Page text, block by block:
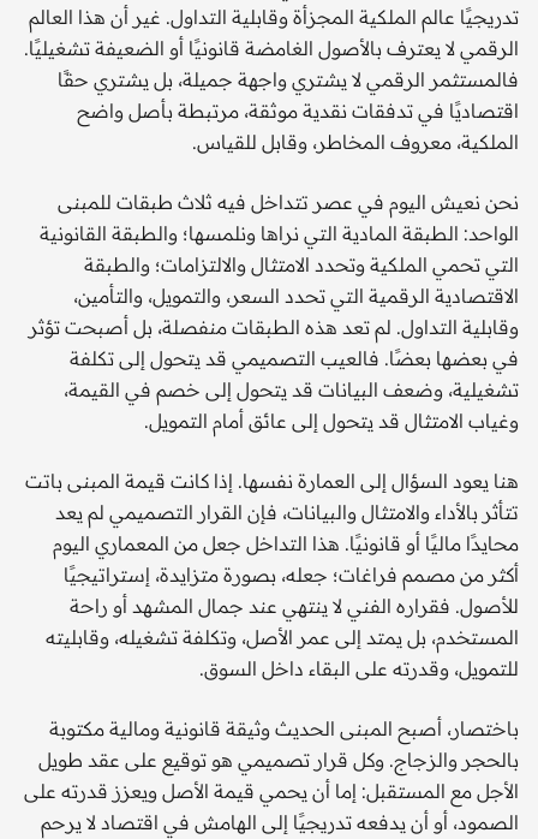
تدريجيًا عالم الملكية المجزأة وقابلية التداول. غير أن هذا العالم
الرقمي لا يعترف بالأصول الغامضة قانونيًا أو الضعيفة تشغيليًا.
فالمستثمر الرقمي لا يشتري واجهة جميلة، بل يشتري حقًا
اقتصاديًا في تدفقات نقدية موثقة، مرتبطة بأصل واضح
الملكية، معروف المخاطر، وقابل للقياس.
نحن نعيش اليوم في عصر تتداخل فيه ثلاث طبقات للمبنى
الواحد: الطبقة المادية التي نراها ونلمسها؛ والطبقة القانونية
التي تحمي الملكية وتحدد الامتثال والالتزامات؛ والطبقة
الاقتصادية الرقمية التي تحدد السعر، والتمويل، والتأمين،
وقابلية التداول. لم تعد هذه الطبقات منفصلة، بل أصبحت تؤثر
في بعضها بعضًا. فالعيب التصميمي قد يتحول إلى تكلفة
تشغيلية، وضعف البيانات قد يتحول إلى خصم في القيمة،
وغياب الامتثال قد يتحول إلى عائق أمام التمويل.
هنا يعود السؤال إلى العمارة نفسها. إذا كانت قيمة المبنى باتت
تتأثر بالأداء والامتثال والبيانات، فإن القرار التصميمي لم يعد
محايدًا ماليًا أو قانونيًا. هذا التداخل جعل من المعماري اليوم
أكثر من مصمم فراغات؛ جعله، بصورة متزايدة، إستراتيجيًا
للأصول. فقراره الفني لا ينتهي عند جمال المشهد أو راحة
المستخدم، بل يمتد إلى عمر الأصل، وتكلفة تشغيله، وقابليته
للتمويل، وقدرته على البقاء داخل السوق.
باختصار، أصبح المبنى الحديث وثيقة قانونية ومالية مكتوبة
بالحجر والزجاج. وكل قرار تصميمي هو توقيع على عقد طويل
الأجل مع المستقبل: إما أن يحمي قيمة الأصل ويعزز قدرته على
الصمود، أو أن يدفعه تدريجيًا إلى الهامش في اقتصاد لا يرحم